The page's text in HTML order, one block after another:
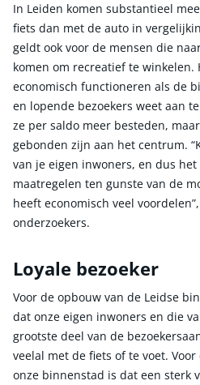
In Leiden komen substantieel
fiets dan met de auto in
geldt ook voor de mensen die
komen om recreatief te winkelen.
economisch functioneren als de
en lopende bezoekers weet aan
ze per saldo meer besteden,
gebonden zijn aan het centrum.
van je eigen inwoners, en dus
maatregelen ten gunste van de
heeft economisch veel
onderzoekers.
Loyale bezoeker
Voor de opbouw van de Leidse
dat onze eigen inwoners en die
grootste deel van de
veelal met de fiets of te voet.
onze binnenstad is dat een sterk